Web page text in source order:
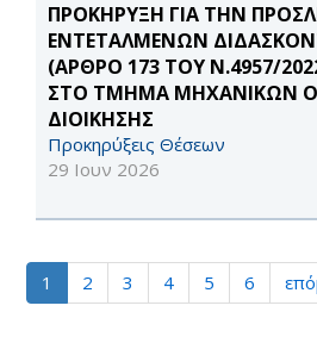
ΠΡΟΚΗΡΥΞΗ ΓΙΑ ΤΗΝ
ΕΝΤΕΤΑΛΜΕΝΩΝ
(ΑΡΘΡΟ 173 ΤΟΥ Ν.4957/
ΣΤΟ ΤΜΗΜΑ ΜΗΧΑΝΙΚΩΝ
ΔΙΟΙΚΗΣΗΣ
Προκηρύξεις Θέσεων
29 Ιουν 2026
1 2 3 4 5 6